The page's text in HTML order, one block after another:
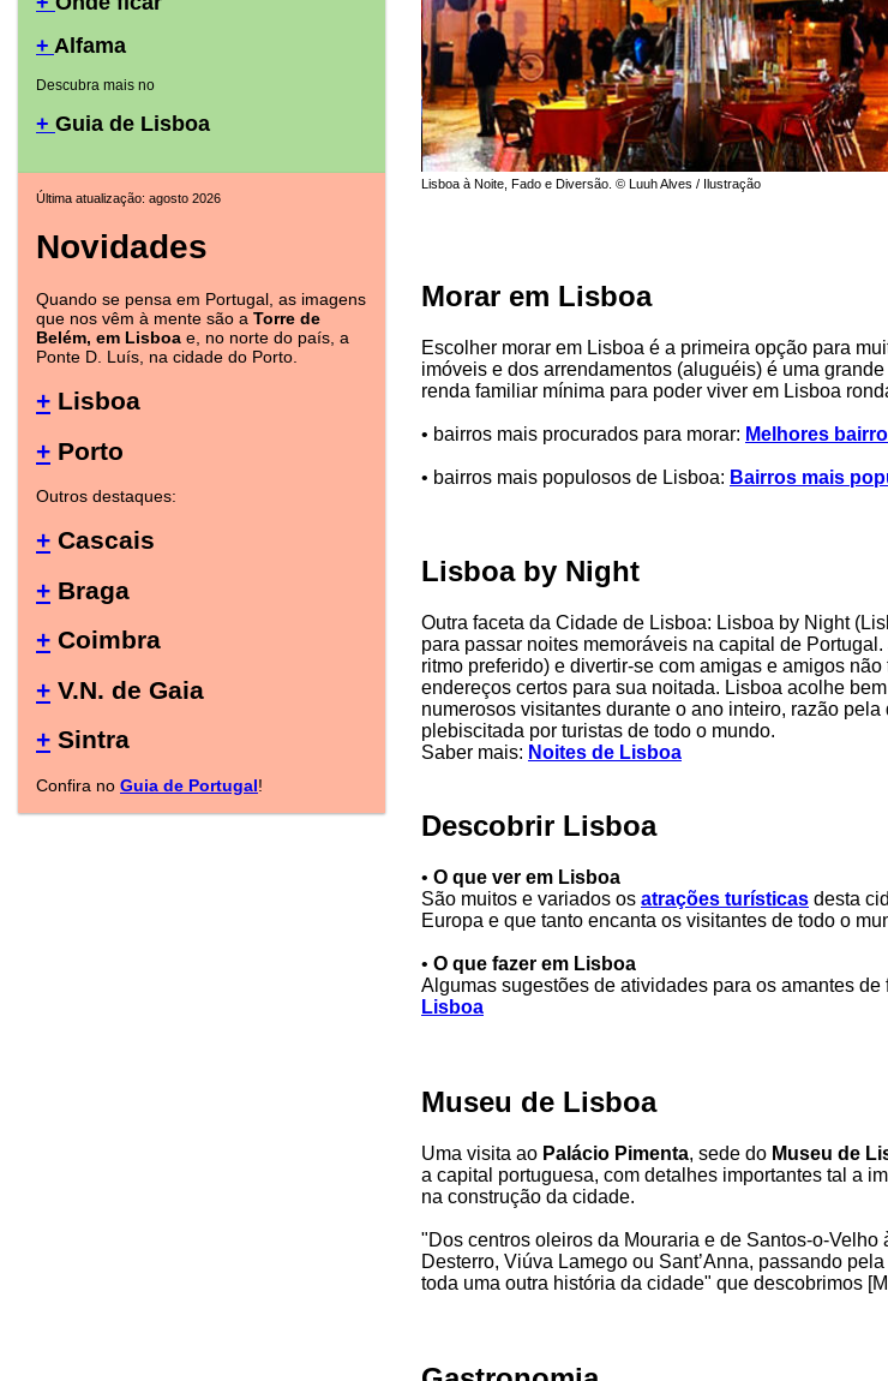
+ Alfama
Descubra mais no
+ Guia de Lisboa
Última atualização: agosto 2026
Novidades
Quando se pensa em Portugal, as imagens
que nos vêm à mente são a Torre de
Belém, em Lisboa e, no norte do país, a
Ponte D. Luís, na cidade do Porto.
+ Lisboa
+ Porto
Outros destaques:
+ Cascais
+ Braga
+ Coimbra
+ V.N. de Gaia
+ Sintra
Confira no Guia de Portugal!
Lisboa à Noite, Fado e Diversão. © Luuh Alves / Ilustração
Morar em Lisboa
Escolher morar em Lisboa é a primeira opção para
imóveis e dos arrendamentos (aluguéis) é uma
renda familiar mínima para poder viver em Lisboa
• bairros mais procurados para morar: Melhores
• bairros mais populosos de Lisboa: Bairros mais
Lisboa by Night
Outra faceta da Cidade de Lisboa: Lisboa by Night
para passar noites memoráveis na capital de
ritmo preferido) e divertir-se com amigas e amigos
endereços certos para sua noitada. Lisboa acolhe
numerosos visitantes durante o ano inteiro, razão
plebiscitada por turistas de todo o mundo.
Saber mais: Noites de Lisboa
Descobrir Lisboa
• O que ver em Lisboa
São muitos e variados os atrações turísticas desta
Europa e que tanto encanta os visitantes de todo o
• O que fazer em Lisboa
Algumas sugestões de atividades para os amantes de
Lisboa
Museu de Lisboa
Uma visita ao Palácio Pimenta, sede do Museu de
a capital portuguesa, com detalhes importantes tal a
na construção da cidade.
"Dos centros oleiros da Mouraria e de Santos-o-Velho
Desterro, Viúva Lamego ou Sant’Anna, passando
toda uma outra história da cidade" que descobrimos